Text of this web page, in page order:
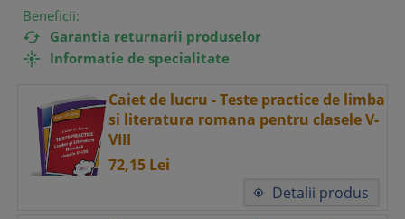
Beneficii:
 Garantia returnarii produselor
 Informatie de specialitate
Caiet de lucru - Teste practice de limba
si literatura romana pentru clasele V-
VIII
72,15 Lei

Detalii produs